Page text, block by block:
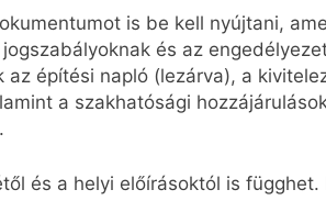
is be kell nyújtani,
és az
építési napló (lezárva), a
a szakhatósági
és a helyi előírásoktól is függhet.